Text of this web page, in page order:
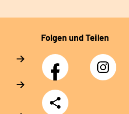
Folgen und Teilen
Facebook Instagram
Teilen